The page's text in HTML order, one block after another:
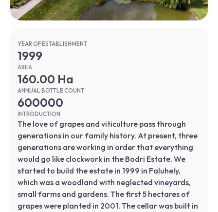
YEAR OF ESTABLISHMENT
1999
AREA
160.00 Ha
ANNUAL BOTTLE COUNT
600000
INTRODUCTION
The love of grapes and viticulture pass through
generations in our family history. At present, three
generations are working in order that everything
would go like clockwork in the Bodri Estate. We
started to build the estate in 1999 in Faluhely,
which was a woodland with neglected vineyards,
small farms and gardens. The first 5 hectares of
grapes were planted in 2001. The cellar was built in